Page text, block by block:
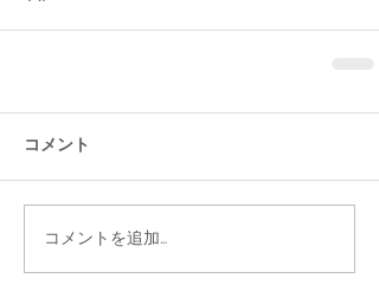
コメント
コメントを追加…